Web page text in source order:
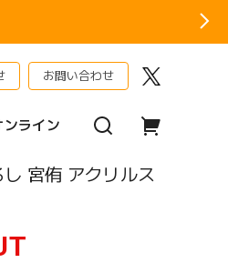
お問い合わせ
ンライン
宮侑 アクリルス